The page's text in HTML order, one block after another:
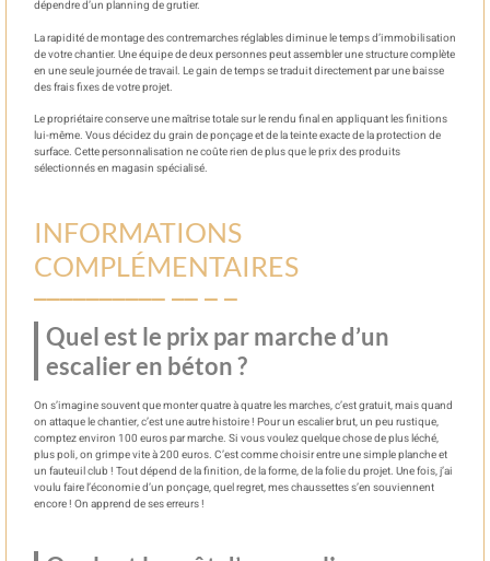
dépendre d’un planning de grutier.
La rapidité de montage des contremarches réglables diminue le temps d’immobilisation
de votre chantier. Une équipe de deux personnes peut assembler une structure complète
en une seule journée de travail. Le gain de temps se traduit directement par une baisse
des frais fixes de votre projet.
Le propriétaire conserve une maîtrise totale sur le rendu final en appliquant les finitions
lui-même. Vous décidez du grain de ponçage et de la teinte exacte de la protection de
surface. Cette personnalisation ne coûte rien de plus que le prix des produits
sélectionnés en magasin spécialisé.
INFORMATIONS
COMPLÉMENTAIRES
Quel est le prix par marche d’un
escalier en béton ?
On s’imagine souvent que monter quatre à quatre les marches, c’est gratuit, mais quand
on attaque le chantier, c’est une autre histoire ! Pour un escalier brut, un peu rustique,
comptez environ 100 euros par marche. Si vous voulez quelque chose de plus léché,
plus poli, on grimpe vite à 200 euros. C’est comme choisir entre une simple planche et
un fauteuil club ! Tout dépend de la finition, de la forme, de la folie du projet. Une fois, j’ai
voulu faire l’économie d’un ponçage, quel regret, mes chaussettes s’en souviennent
encore ! On apprend de ses erreurs !